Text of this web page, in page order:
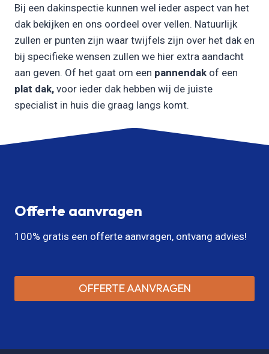
Bij een dakinspectie kunnen wel ieder aspect van het
dak bekijken en ons oordeel over vellen. Natuurlijk
zullen er punten zijn waar twijfels zijn over het dak en
bij specifieke wensen zullen we hier extra aandacht
aan geven. Of het gaat om een pannendak of een
plat dak, voor ieder dak hebben wij de juiste
specialist in huis die graag langs komt.
Offerte aanvragen
100% gratis een offerte aanvragen, ontvang advies!
OFFERTE AANVRAGEN